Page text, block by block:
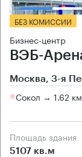
БЕЗ КОМИССИИ
Бизнес-центр
ВЭБ-
Москва, 3-я
Сокол → 1.62 км
Площадь здания
5107 кв.м